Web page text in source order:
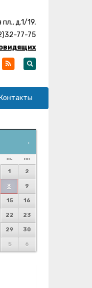
д.1/19.
77-75
Контакты
→
СБ ВС
1 2
8 9
15 16
22 23
29 30
5 6